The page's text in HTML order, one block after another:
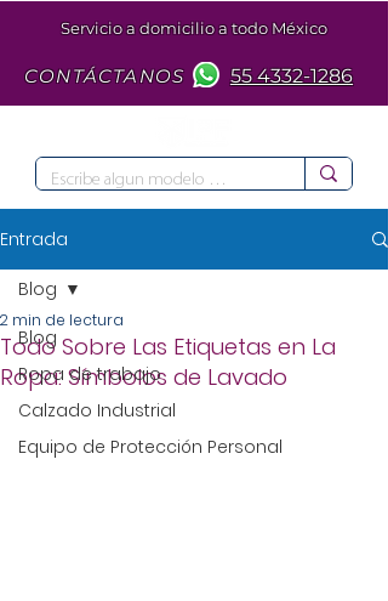
Servicio a domicilio a todo México
CONTÁCTANOS 55 4332-1286
Entrada
Blog
Ropa de trabajo
Calzado Industrial
Equipo de Protección Personal
Blog
Todo Sobre Las Etiquetas en La
Ropa: Símbolos de Lavado
2 min de lectura